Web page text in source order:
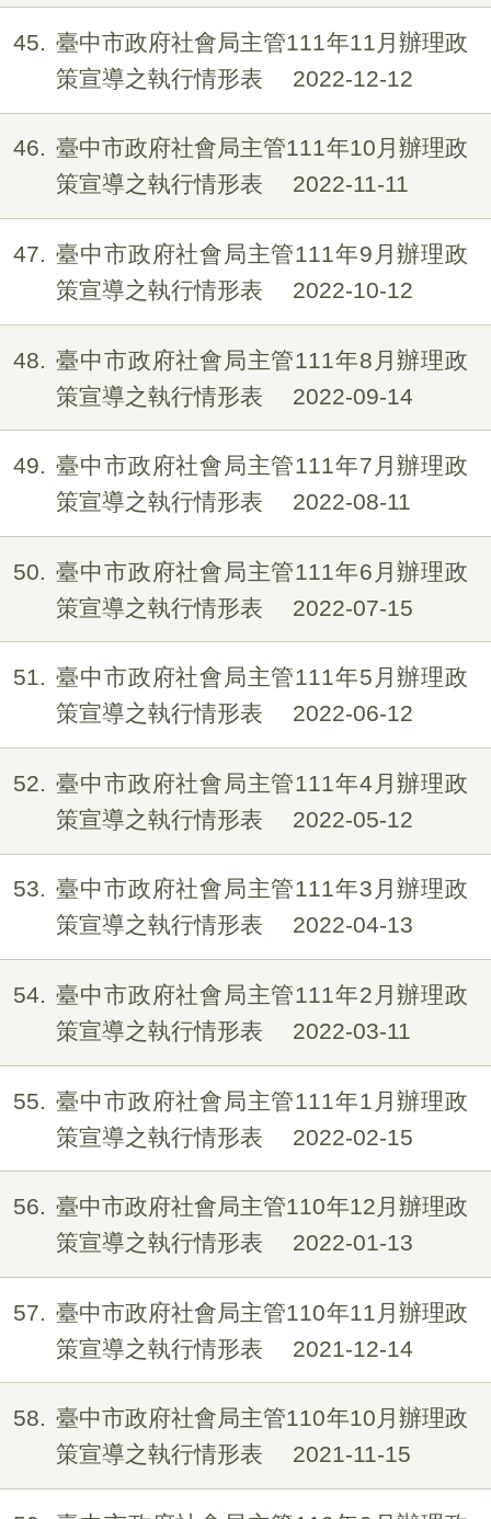
45
臺中市政府社會局主管111年11月辦理政
策宣導之執行情形表
2022-12-12
46
臺中市政府社會局主管111年10月辦理政
策宣導之執行情形表
2022-11-11
47
臺中市政府社會局主管111年9月辦理政
策宣導之執行情形表
2022-10-12
48
臺中市政府社會局主管111年8月辦理政
策宣導之執行情形表
2022-09-14
49
臺中市政府社會局主管111年7月辦理政
策宣導之執行情形表
2022-08-11
50
臺中市政府社會局主管111年6月辦理政
策宣導之執行情形表
2022-07-15
51
臺中市政府社會局主管111年5月辦理政
策宣導之執行情形表
2022-06-12
52
臺中市政府社會局主管111年4月辦理政
策宣導之執行情形表
2022-05-12
53
臺中市政府社會局主管111年3月辦理政
策宣導之執行情形表
2022-04-13
54
臺中市政府社會局主管111年2月辦理政
策宣導之執行情形表
2022-03-11
55
臺中市政府社會局主管111年1月辦理政
策宣導之執行情形表
2022-02-15
56
臺中市政府社會局主管110年12月辦理政
策宣導之執行情形表
2022-01-13
57
臺中市政府社會局主管110年11月辦理政
策宣導之執行情形表
2021-12-14
58
臺中市政府社會局主管110年10月辦理政
策宣導之執行情形表
2021-11-15